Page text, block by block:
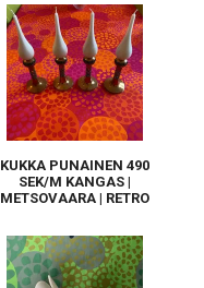
KUKKA PUNAINEN 490
SEK/M KANGAS |
METSOVAARA | RETRO